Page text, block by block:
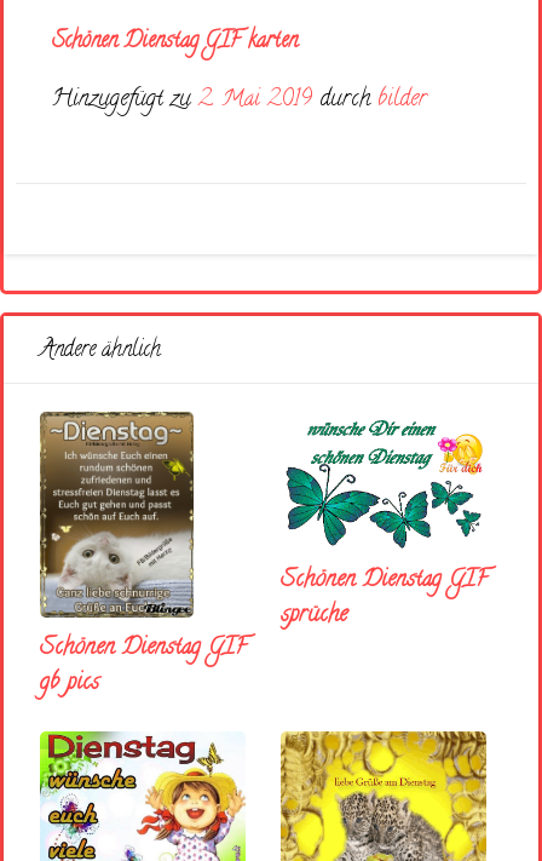
Schönen Dienstag GIF karten
Hinzugefügt zu2. Mai 2019 durch bilder
Andere ähnlich
Schönen Dienstag GIF
gb pics
Schönen Dienstag GIF
sprüche